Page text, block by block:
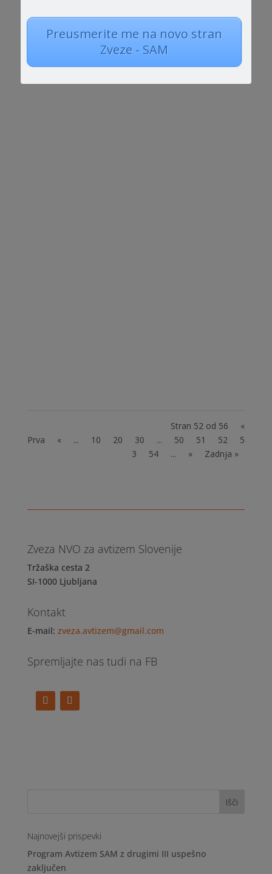
Stran 52 od 56
«
Prva
« ... 10 20 30 ... 50 51 52
5
3
54 ... » Zadnja »
Zveza NVO za avtizem Slovenije
Tržaška cesta 2
SI-1000 Ljubljana
Kontakt
E-mail: zveza.avtizem@gmail.com
Spremljajte nas tudi na FB
Najnovejši prispevki
Program Avtizem SAM z drugimi III uspešno
zaključen
Preusmerite me na novo stran
Zveze - SAM